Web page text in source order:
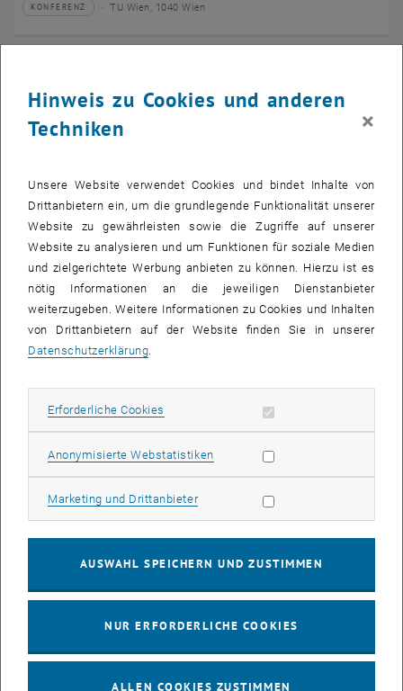
Veranstaltungstyp:
KONFERENZ
Veranstaltungsort: TU Wien, 1040 Wien
EMBA Online Info Session mit Dekan Prof. Dr. Wolfgang
Güttel
JULI 26
Veranstaltungstyp:
Veranstaltungsort: Online, via Zoom
Info Session Learning Journey Turin
03 August 2026
03
AUG. 26
Veranstaltungstyp:
INFORMATIONSVERANSTALTUNG
Veranstaltungsort: Online, Via Zoom
Stammtisch 04.08.
04
AUG. 26
–
tba, 1060 Wien
Hinweis zu Cookies und anderen
Techniken
×
Unsere Website verwendet Cookies und bindet Inhalte von
Drittanbietern ein, um die grundlegende Funktionalität unserer
Website zu gewährleisten sowie die Zugriffe auf unserer
Website zu analysieren und um Funktionen für soziale Medien
und zielgerichtete Werbung anbieten zu können. Hierzu ist es
nötig Informationen an die jeweiligen Dienstanbieter
weiterzugeben. Weitere Informationen zu Cookies und Inhalten
von Drittanbietern auf der Website finden Sie in unserer
Datenschutzerklärung
Erforderliche Cookies Erforderliche Cookies zulassen
Anonymisierte WebstatistikenStatistik Cookies zulassen
Marketing und DrittanbieterMarketing Cookies zulassen
AUSWAHL SPEICHERN UND ZUSTIMMEN
NUR ERFORDERLICHE COOKIES
ALLEN COOKIES ZUSTIMMEN